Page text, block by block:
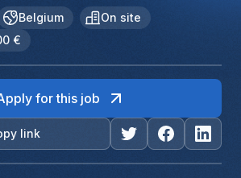
Belgium
On site
€
link
for this job